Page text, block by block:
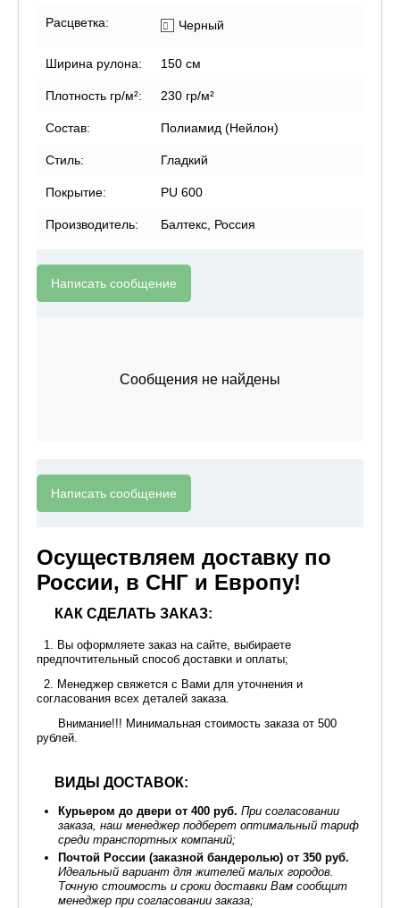
Расцветка: Черный
Ширина рулона: 150 см
Плотность гр/м²: 230 гр/м²
Состав: Полиамид (Нейлон)
Стиль: Гладкий
Покрытие: PU 600
Производитель: Балтекс, Россия
Написать сообщение
Сообщения не найдены
Написать сообщение
Осуществляем доставку по
России, в СНГ и Европу!
КАК СДЕЛАТЬ ЗАКАЗ:
1. Вы оформляете заказ на сайте, выбираете
предпочтительный способ доставки и оплаты;
2. Менеджер свяжется с Вами для уточнения и
согласования всех деталей заказа.
Внимание!!! Минимальная стоимость заказа от 500
рублей.
ВИДЫ ДОСТАВОК:
Курьером до двери от 400 руб. При согласовании
заказа, наш менеджер подберет оптимальный тариф
среди транспортных компаний;
Почтой России (заказной бандеролью) от 350 руб.
Идеальный вариант для жителей малых городов.
Точную стоимость и сроки доставки Вам сообщит
менеджер при согласовании заказа;